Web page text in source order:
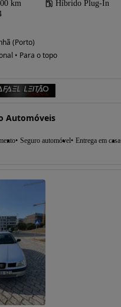
km Híbrido Plug-In
(Porto)
• Para o topo
Automóveis
Seguro automóvel Entrega em casa